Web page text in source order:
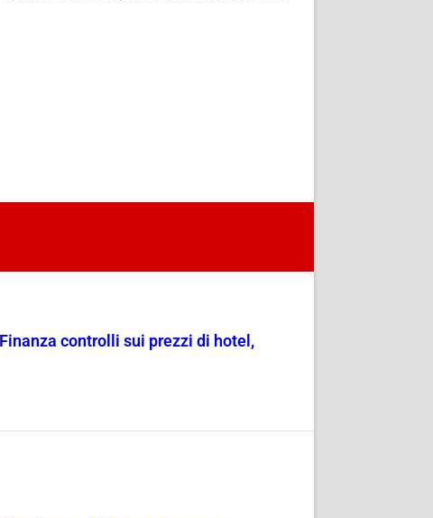
controlli sui prezzi di hotel,